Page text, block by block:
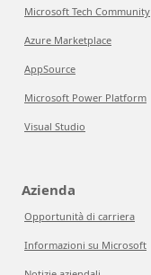
Microsoft Tech Community
Azure Marketplace
AppSource
Microsoft Power Platform
Visual Studio
Azienda
Opportunità di carriera
Informazioni su Microsoft